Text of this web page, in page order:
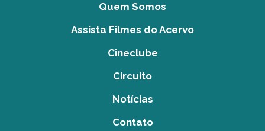
Quem Somos
Assista Filmes do Acervo
Cineclube
Circuito
Notícias
Contato